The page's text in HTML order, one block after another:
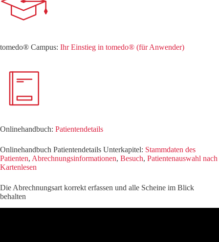
tomedo® Campus: Ihr Einstieg in tomedo® (für Anwender)
Onlinehandbuch: Patientendetails
Onlinehandbuch Patientendetails Unterkapitel: Stammdaten des
Patienten, Abrechnungsinformationen, Besuch, Patientenauswahl nach
Kartenlesen
Die Abrechnungsart korrekt erfassen und alle Scheine im Blick
behalten